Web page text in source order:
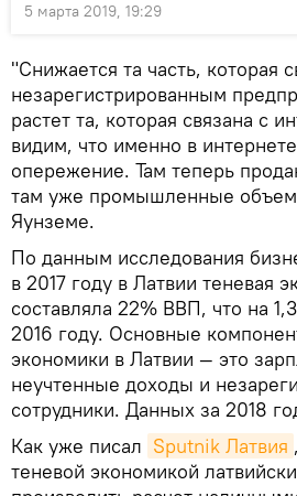
5 марта 2019, 19:29
"Снижается та часть, которая
незарегистрированным
растет та, которая связана с
видим, что именно в
опережение. Там теперь
там уже промышленные
Яунземе.
По данным исследования
в 2017 году в Латвии теневая
составляла 22% ВВП, что на
2016 году. Основные
экономики в Латвии — это
неучтенные доходы и
сотрудники. Данных за 2018
Как уже писал Sputnik Латвия
теневой экономикой